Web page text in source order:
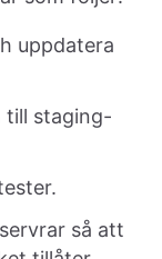
uppdatera
till staging-
så att